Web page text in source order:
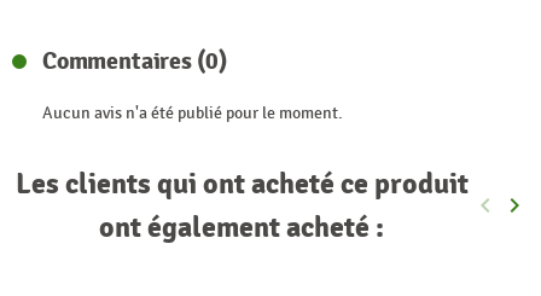
Commentaires (0)
Aucun avis n'a été publié pour le moment.
Les clients qui ont acheté ce produit
ont également acheté :
keyboard_arrow_left keyboard_arrow_right